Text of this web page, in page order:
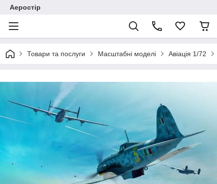
Аеростір
Товари та послуги Масштабні моделі Авіація 1/72